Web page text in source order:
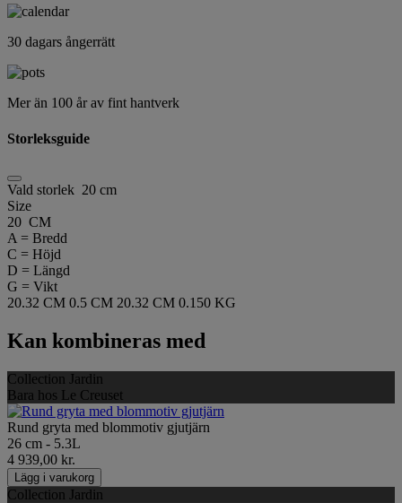
30 dagars ångerrätt
Mer än 100 år av fint hantverk
Storleksguide
Vald storlek 20 cm
Size
20 CM
A = Bredd
C = Höjd
D = Längd
G = Vikt
20.32 CM 0.5 CM 20.32 CM 0.150 KG
Kan kombineras med
Collection Jardin
Bara hos Le Creuset
Rund gryta med blommotiv gjutjärn
26 cm - 5.3L
4 939,00 kr.
Lägg i varukorg
Collection Jardin